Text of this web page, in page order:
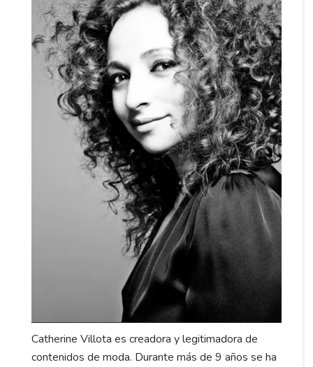
Catherine Villota es creadora y legitimadora de
contenidos de moda. Durante más de 9 años se ha